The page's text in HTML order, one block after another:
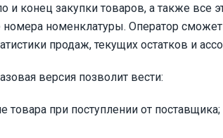
и конец закупки товаров, а также все
номера номенклатуры. Оператор
продаж, текущих остатков и
версия позволит вести:
при поступлении от поставщика;